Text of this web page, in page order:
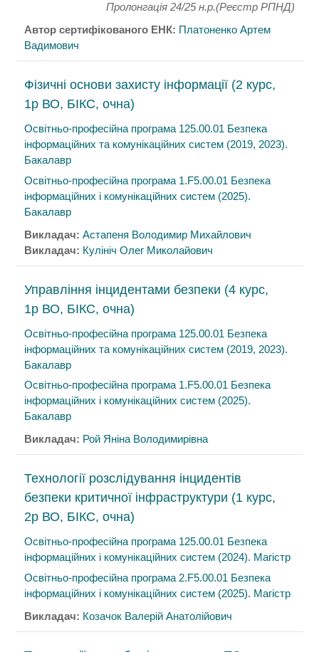
Пролонгація 24/25 н.р.(Реєстр РПНД)
Автор сертифікованого ЕНК: Платоненко Артем
Вадимович
Фізичні основи захисту інформації (2 курс,
1р ВО, БІКС, очна)
Освітньо-професійна програма 125.00.01 Безпека
інформаційних та комунікаційних систем (2019, 2023).
Бакалавр
Освітньо-професійна програма 1.F5.00.01 Безпека
інформаційних і комунікаційних систем (2025).
Бакалавр
Викладач:Астапеня Володимир Михайлович
Викладач: Кулініч Олег Миколайович
Управління інцидентами безпеки (4 курс,
1р ВО, БІКС, очна)
Освітньо-професійна програма 125.00.01 Безпека
інформаційних та комунікаційних систем (2019, 2023).
Бакалавр
Освітньо-професійна програма 1.F5.00.01 Безпека
інформаційних і комунікаційних систем (2025).
Бакалавр
Викладач: Рой Яніна Володимирівна
Технології розслідування інцидентів
безпеки критичної інфраструктури (1 курс,
2р ВО, БІКС, очна)
Освітньо-професійна програма 125.00.01 Безпека
інформаційних і комунікаційних систем (2024). Магістр
Освітньо-професійна програма 2.F5.00.01 Безпека
інформаційних і комунікаційних систем (2025). Магістр
Викладач: Козачок Валерій Анатолійович